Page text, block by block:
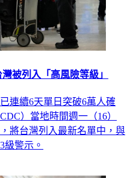
被列入「高風險等級」
連續6天單日突破6萬人確
）當地時間週一（16）
將台灣列入最新名單中，與
級警示。